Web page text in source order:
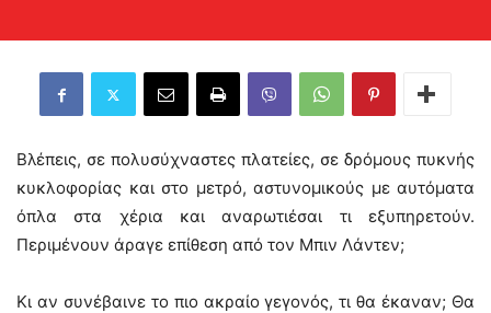
Βλέπεις, σε πολυσύχναστες πλατείες, σε δρόμους πυκνής
κυκλοφορίας και στο μετρό, αστυνομικούς με αυτόματα
όπλα στα χέρια και αναρωτιέσαι τι εξυπηρετούν.
Περιμένουν άραγε επίθεση από τον Μπιν Λάντεν;
Κι αν συνέβαινε το πιο ακραίο γεγονός, τι θα έκαναν; Θα